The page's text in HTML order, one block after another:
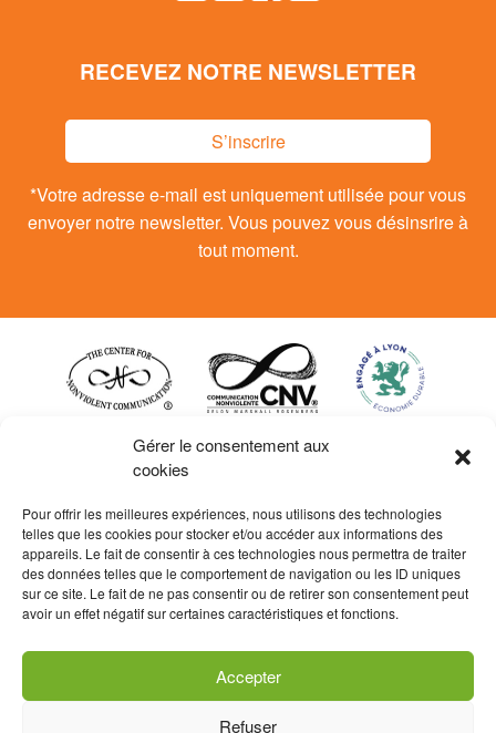
Gérer le consentement aux
cookies
Pour offrir les meilleures expériences, nous utilisons des technologies
telles que les cookies pour stocker et/ou accéder aux informations des
appareils. Le fait de consentir à ces technologies nous permettra de traiter
des données telles que le comportement de navigation ou les ID uniques
sur ce site. Le fait de ne pas consentir ou de retirer son consentement peut
avoir un effet négatif sur certaines caractéristiques et fonctions.
Accepter
Refuser
RECEVEZ NOTRE NEWSLETTER
S’inscrire
*Votre adresse e-mail est uniquement utilisée pour vous
envoyer notre newsletter. Vous pouvez vous désinsrire à
tout moment.
La certification qualité a été
délivrée au titre de la catégorie
d’actions suivantes : actions de